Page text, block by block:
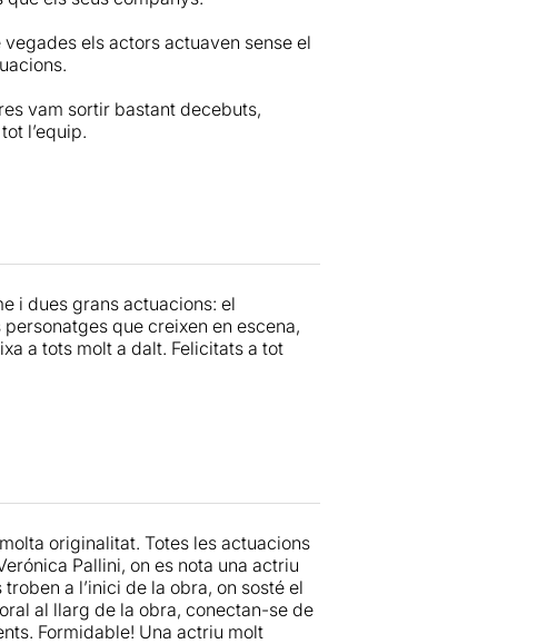
els actors actuaven sense el
vam sortir bastant decebuts,
l’equip.
i dues grans actuacions: el
que creixen en escena,
a tots molt a dalt. Felicitats a tot
originalitat. Totes les actuacions
Pallini, on es nota una actriu
a l’inici de la obra, on sosté el
al llarg de la obra, conectan-se de
Formidable! Una actriu molt